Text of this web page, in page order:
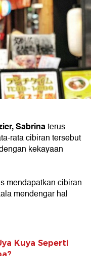
,Sabrinaterus
rata cibiran tersebut
kekayaan
mendapatkan cibiran
mendengar hal
Kuya Seperti